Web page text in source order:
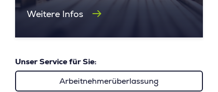
Weitere Infos
Unser Service für Sie:
Arbeitnehmerüberlassung